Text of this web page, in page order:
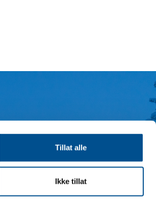
Tillat alle
Ikke tillat